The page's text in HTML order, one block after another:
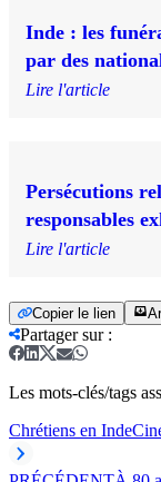
Inde : les
par des
Lire l'article
Persécutions
responsables
Lire l'article
Copier le lien
Partager sur:
Les mots-clés/tags
Chrétiens en Inde